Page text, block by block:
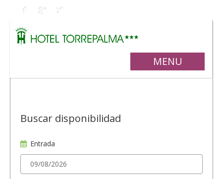
MENU
Buscar disponibilidad
Entrada